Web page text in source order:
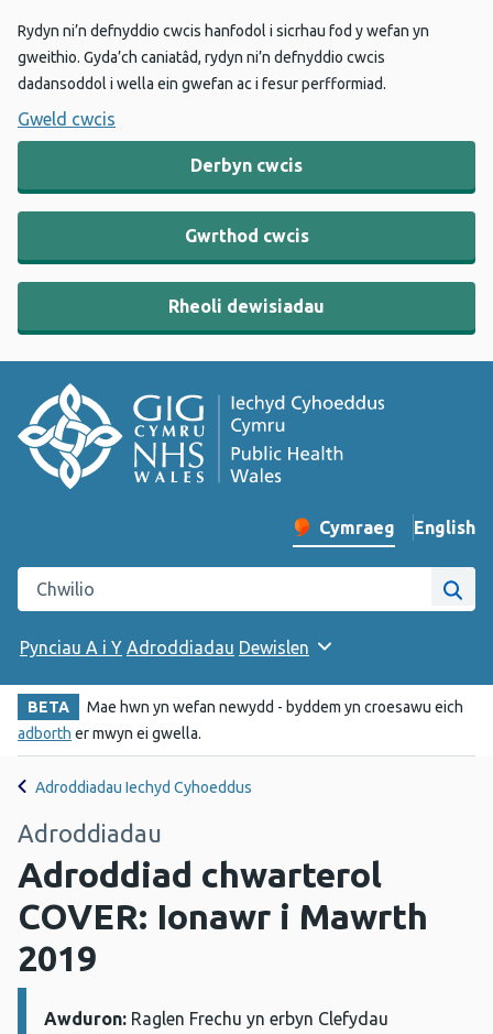
Rydyn ni’n defnyddio cwcis hanfodol i sicrhau fod y wefan yn
gweithio. Gyda’ch caniatâd, rydyn ni’n defnyddio cwcis
dadansoddol i wella ein gwefan ac i fesur perfformiad.
Gweld cwcis
Derbyn cwcis
Gwrthod cwcis
Rheoli dewisiadau
Newid iaith y wefan
Cymraeg English
–
Chwilio gwefan Iechyd Cyhoeddus Cymru
Pynciau A i Y Adroddiadau Dewislen
BETA
Mae hwn yn wefan newydd - byddem yn croesawu eich
adborth er mwyn ei gwella.
Adroddiadau Iechyd Cyhoeddus
Adroddiadau
Adroddiad chwarterol
COVER: Ionawr i Mawrth
2019
Manylion:
Awduron: Raglen Frechu yn erbyn Clefydau